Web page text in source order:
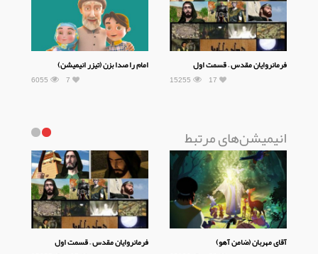
فرمانروایان مقدس – قسمت اول
15255 17
امام را صدا بزن (تیزر انیمیشن)
6055 7
انیمیشن‌های مرتبط
آقای مهربان (ضامن آهو) فرمانروایان مقدس – قسمت اول